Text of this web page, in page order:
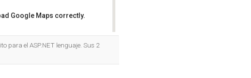
Google Maps correctly.
para el ASP.NET lenguaje. Sus 2